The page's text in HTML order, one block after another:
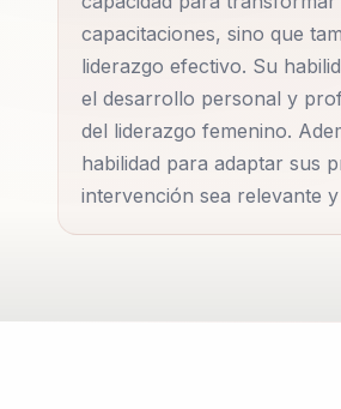
capacitaciones, sino que
liderazgo efectivo. Su
el desarrollo personal y
del liderazgo femenino.
habilidad para adaptar sus
intervención sea relevante